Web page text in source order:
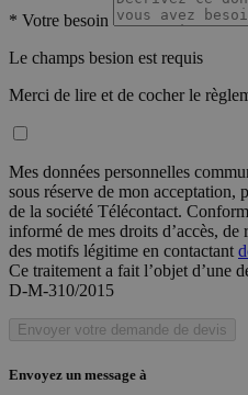
* Votre besoin
Le champs besion est requis
Merci de lire et de cocher le
Mes données personnelles
sous réserve de mon
de la société Télécontact.
informé de mes droits d’accès,
des motifs légitime en contactant
Ce traitement a fait l’objet d’une
D-M-310/2015
Envoyer votre demande de devis
Envoyez un message à